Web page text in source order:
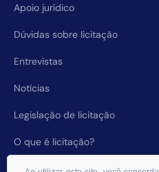
Apoio jurídico
Dúvidas sobre licitação
Entrevistas
Notícias
Legislação de licitação
O que é licitação?